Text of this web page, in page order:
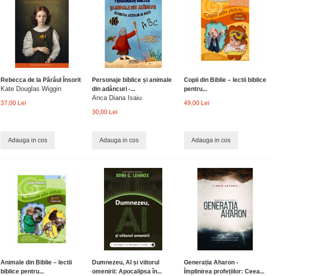
Rebecca de la Pârâul Însorit
Kate Douglas Wiggin
37,00 Lei
Adauga in cos
Personaje biblice și animale
din adâncuri -...
Anca Diana Isaiu
30,00 Lei
Adauga in cos
Copii din Biblie – lectii biblice
pentru...
49,00 Lei
Adauga in cos
Animale din Biblie – lectii
biblice pentru...
Dumnezeu, AI și viitorul
omenirii: Apocalipsa în...
Generația Aharon -
Împlinirea profețiilor: Ceea...